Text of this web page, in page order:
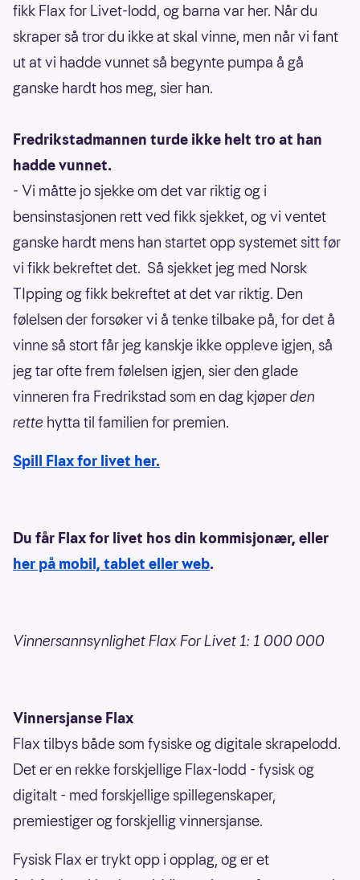
fikk Flax for Livet-lodd, og barna var her. Når du
skraper så tror du ikke at skal vinne, men når vi fant
ut at vi hadde vunnet så begynte pumpa å gå
ganske hardt hos meg, sier han.
Fredrikstadmannen turde ikke helt tro at han
hadde vunnet.
- Vi måtte jo sjekke om det var riktig og i
bensinstasjonen rett ved fikk sjekket, og vi ventet
ganske hardt mens han startet opp systemet sitt før
vi fikk bekreftet det. Så sjekket jeg med Norsk
TIpping og fikk bekreftet at det var riktig. Den
følelsen der forsøker vi å tenke tilbake på, for det å
vinne så stort får jeg kanskje ikke oppleve igjen, så
jeg tar ofte frem følelsen igjen, sier den glade
vinneren fra Fredrikstad som en dag kjøperden
rette hytta til familien for premien.
Spill Flax for livet her.
Du får Flax for livet hos din kommisjonær, eller
her på mobil, tablet eller web.
Vinnersannsynlighet Flax For Livet 1: 1 000 000
Vinnersjanse Flax
Flax tilbys både som fysiske og digitale skrapelodd.
Det er en rekke forskjellige Flax-lodd - fysisk og
digitalt - med forskjellige spillegenskaper,
premiestiger og forskjellig vinnersjanse.
Fysisk Flax er trykt opp i opplag, og er et